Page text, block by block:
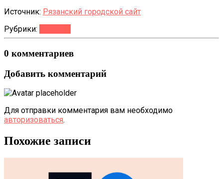
Источник: Рязанский городской сайт
Рубрики:
0 комментариев
Добавить комментарий
Для отправки комментария вам необходимо
авторизоваться.
Похожие записи